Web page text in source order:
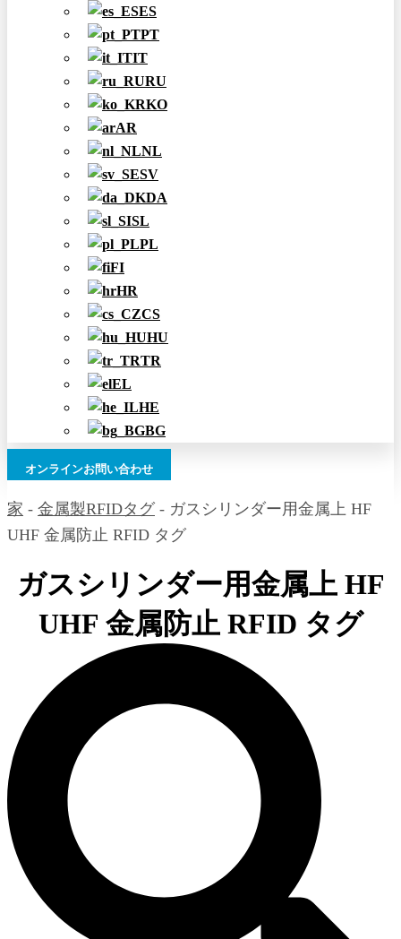
ES
PT
IT
RU
KO
AR
NL
SV
DA
SL
PL
FI
HR
CS
HU
TR
EL
HE
BG
オンラインお問い合わせ
家 - 金属製RFIDタグ- ガスシリンダー用金属上 HF
UHF 金属防止 RFID タグ
ガスシリンダー用金属上 HF
UHF 金属防止 RFID タグ